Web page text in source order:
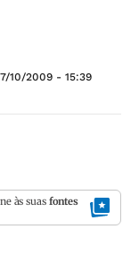
10/2009 - 15:39
às suas fontes